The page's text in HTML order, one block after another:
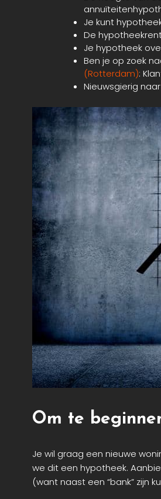
Je kunt
De
Je hypotheek
Ben je op zoek
(Rotterdam):
Nieuwsgierig
Om te
Je wil graag een nieuwe
we dit een hypotheek.
(want naast een “bank” zijn